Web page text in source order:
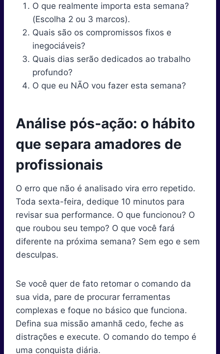
O que realmente importa esta semana?
(Escolha 2 ou 3 marcos).
Quais são os compromissos fixos e
inegociáveis?
Quais dias serão dedicados ao trabalho
profundo?
O que eu NÃO vou fazer esta semana?
Análise pós-ação: o hábito
que separa amadores de
profissionais
O erro que não é analisado vira erro repetido.
Toda sexta-feira, dedique 10 minutos para
revisar sua performance. O que funcionou? O
que roubou seu tempo? O que você fará
diferente na próxima semana? Sem ego e sem
desculpas.
Se você quer de fato retomar o comando da
sua vida, pare de procurar ferramentas
complexas e foque no básico que funciona.
Defina sua missão amanhã cedo, feche as
distrações e execute. O comando do tempo é
uma conquista diária.